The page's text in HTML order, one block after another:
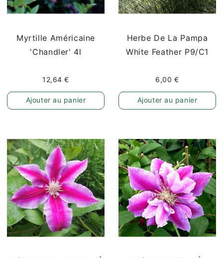
Myrtille Américaine
'Chandler' 4l
12,64 €
Ajouter au panier
Herbe De La Pampa
White Feather P9/C1
6,00 €
Ajouter au panier